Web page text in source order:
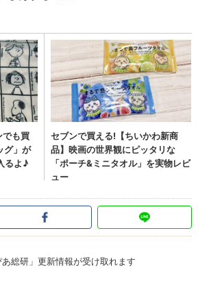
総研」更新情報が受け取れます